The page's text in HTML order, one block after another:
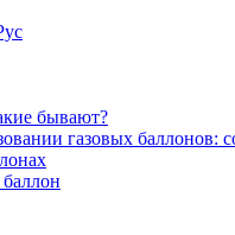
бывают?
газовых баллонов: